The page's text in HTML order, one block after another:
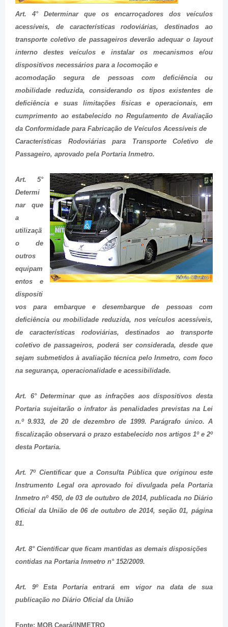
Art. 4° Determinar que os encarroçadores dos veículos
acessíveis, de características rodoviárias, destinados ao
transporte coletivo de passageiros deverão adequar o layout
interno destes veículos e instalar os mecanismos e/ou
dispositivos necessários para a locomoção e
acomodação segura de pessoas com deficiência ou
mobilidade reduzida, considerando os tipos existentes de
deficiência e suas limitações físicas e operacionais, em
cumprimento ao estabelecido no Regulamento de Avaliação
da Conformidade para Fabricação de Veículos Acessíveis de
Características Rodoviárias para Transporte Coletivo de
Passageiro, aprovado pela Portaria Inmetro.
Art. 5°
Determi
nar que
a
utilizaçã
o de
outros
equipam
entos e
dispositi
vos para embarque e desembarque de pessoas com
deficiência ou mobilidade reduzida, nos veículos acessíveis,
de características rodoviárias, destinados ao transporte
coletivo de passageiros, poderá ser considerada, desde que
sejam submetidos à avaliação técnica pelo Inmetro, com foco
na segurança, operacionalidade e acessibilidade.
Art. 6° Determinar que as infrações aos dispositivos desta
Portaria sujeitarão o infrator às penalidades previstas na Lei
n.º 9.933, de 20 de dezembro de 1999. Parágrafo único. A
fiscalização observará o prazo estabelecido nos artigos 1º e 2º
desta Portaria.
Art. 7º Cientificar que a Consulta Pública que originou este
Instrumento Legal ora aprovado foi divulgada pela Portaria
Inmetro nº 450, de 03 de outubro de 2014, publicada no Diário
Oficial da União de 06 de outubro de 2014, seção 01, página
81.
Art. 8° Cientificar que ficam mantidas as demais disposições
contidas na Portaria Inmetro n° 152/2009.
Art. 9º Esta Portaria entrará em vigor na data de sua
publicação no Diário Oficial da União
Fonte: MOB Ceará/INMETRO